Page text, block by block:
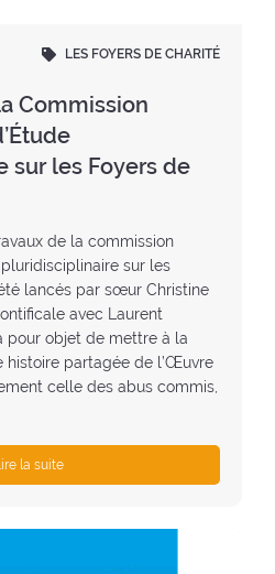
LES FOYERS DE CHARITÉ
Commission
sur les Foyers de
de la commission
sur les
lancés par sœur Christine
avec Laurent
pour objet de mettre à la
histoire partagée de l’Œuvre
celle des abus commis,
la suite